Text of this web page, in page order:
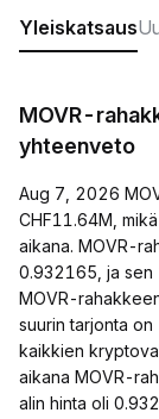
Yleiskatsaus
MOVR-
yhteenveto
Aug 7, 2026
CHF11.64M,
aikana. MOVR-
0.932165, ja sen
MOVR-
suurin tarjonta
kaikkien
aikana MOVR-
alin hinta oli